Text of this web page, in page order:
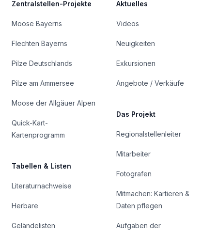
Zentralstellen-Projekte
Moose Bayerns
Flechten Bayerns
Pilze Deutschlands
Pilze am Ammersee
Moose der Allgäuer Alpen
Quick-Kart-
Kartenprogramm
Tabellen & Listen
Literaturnachweise
Herbare
Geländelisten
Aktuelles
Videos
Neuigkeiten
Exkursionen
Angebote / Verkäufe
Das Projekt
Regionalstellenleiter
Mitarbeiter
Fotografen
Mitmachen: Kartieren &
Daten pflegen
Aufgaben der